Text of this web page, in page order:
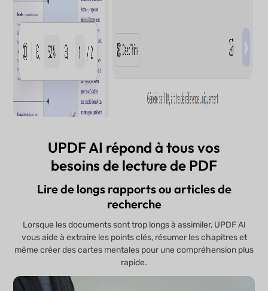
UPDF AI répond à tous vos
besoins de lecture de PDF
Lire de longs rapports ou articles de
recherche
Lorsque les documents sont trop longs à assimiler, UPDF AI
vous aide à extraire les points clés, résumer les chapitres et
même créer des cartes mentales pour une compréhension plus
rapide.